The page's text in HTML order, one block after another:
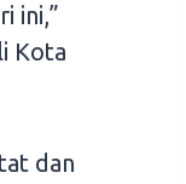
ini,”
Kota
dan